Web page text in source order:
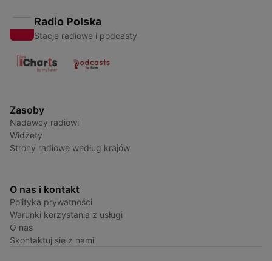
Radio Polska
Stacje radiowe i podcasty
Zasoby
Nadawcy radiowi
Widżety
Strony radiowe według krajów
O nas i kontakt
Polityka prywatności
Warunki korzystania z usługi
O nas
Skontaktuj się z nami